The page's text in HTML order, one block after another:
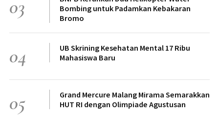
03
Bombing untuk Padamkan Kebakaran
Bromo
04
UB Skrining Kesehatan Mental 17 Ribu
Mahasiswa Baru
05
Grand Mercure Malang Mirama Semarakkan
HUT RI dengan Olimpiade Agustusan